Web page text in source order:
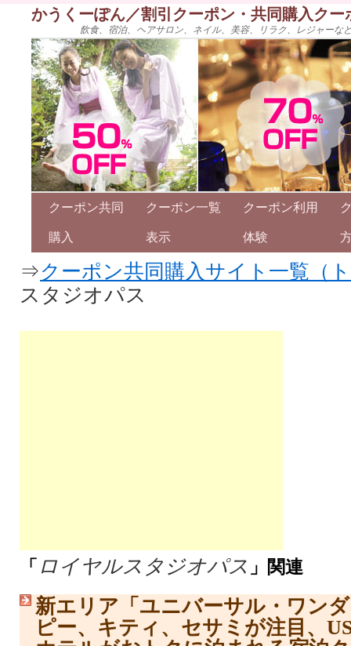
かうくーぽん／割引クーポン・共同購入ク
飲食、宿泊、ヘアサロン、ネイル、美容、リラク、レジャー
クーポン共同
購入
クーポン一覧
表示
クーポン利用
体験
⇒クーポン共同購入サイト一覧（
スタジオパス
「 ロイヤルスタジオパス 」関連
新エリア「ユニバーサル・ワン
ピー、キティ、セサミが注目、